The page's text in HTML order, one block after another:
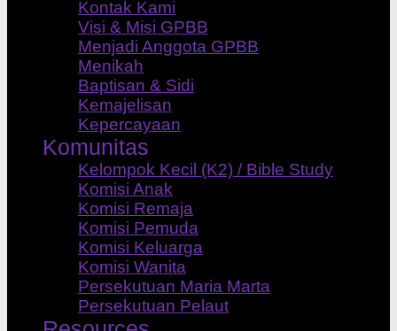
Kontak Kami
Visi & Misi GPBB
Menjadi Anggota GPBB
Menikah
Baptisan & Sidi
Kemajelisan
Kepercayaan
Komunitas
Kelompok Kecil (K2) / Bible Study
Komisi Anak
Komisi Remaja
Komisi Pemuda
Komisi Keluarga
Komisi Wanita
Persekutuan Maria Marta
Persekutuan Pelaut